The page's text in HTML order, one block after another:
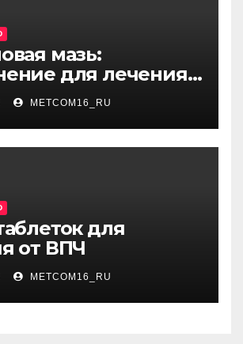
мазь:
для лечения
METCOM16_RU
для
от ВПЧ
METCOM16_RU